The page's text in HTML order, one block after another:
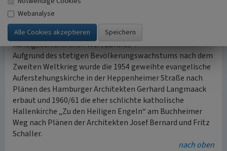
Servatiuskapelle auf Antrag des zuständigen Merheimer
Pfarrers Wolters abgerissen worden, da diese nach
Auffassung des Kirchenvorstandes„keinen
kunstgeschichtlichen Wert aufwies“.
Aufgrund des stetigen Bevölkerungswachstums nach dem
Zweiten Weltkrieg wurde die 1954 geweihte evangelische
Auferstehungskirche in der Heppenheimer Straße nach
Plänen des Hamburger Architekten Gerhard Langmaack
erbaut und 1960/61 die eher schlichte katholische
Hallenkirche „Zu den Heiligen Engeln“ am Buchheimer
Weg nach Plänen der Architekten Josef Bernard und Fritz
Schaller.
nach oben
Webanalyse